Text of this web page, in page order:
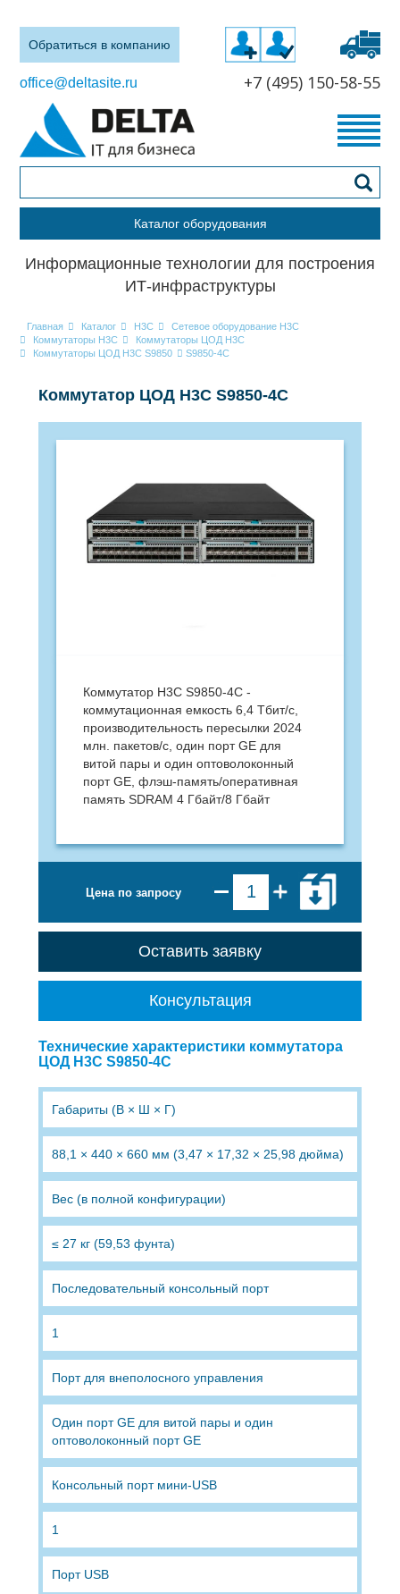
Обратиться в компанию
office@deltasite.ru +7 (495) 150-58-55
Каталог оборудования
Информационные технологии для построения
ИТ-инфраструктуры
Главная Каталог H3C
Сетевое оборудование H3C
Коммутаторы H3C
Коммутаторы ЦОД H3C
Коммутаторы ЦОД H3C S9850
S9850-4C
Коммутатор ЦОД H3C S9850-4C
Коммутатор H3C S9850-4C -
коммутационная емкость 6,4 Тбит/с,
производитель­ность пересылки 2024
млн. пакетов/с, один порт GE для
витой пары и один оптоволоконный
порт GE, флэш-память/оперативная
память SDRAM 4 Гбайт/8 Гбайт
Цена по запросу
Оставить заявку
Консультация
Технические характеристики коммутатора
ЦОД H3C S9850-4C
Габариты (В × Ш × Г)
88,1 × 440 × 660 мм (3,47 × 17,32 × 25,98 дюйма)
Вес (в полной конфигурации)
≤ 27 кг (59,53 фунта)
Последовательный консольный порт
1
Порт для внеполосного управления
Один порт GE для витой пары и один
оптоволоконный порт GE
Консольный порт мини-USB
1
Порт USB